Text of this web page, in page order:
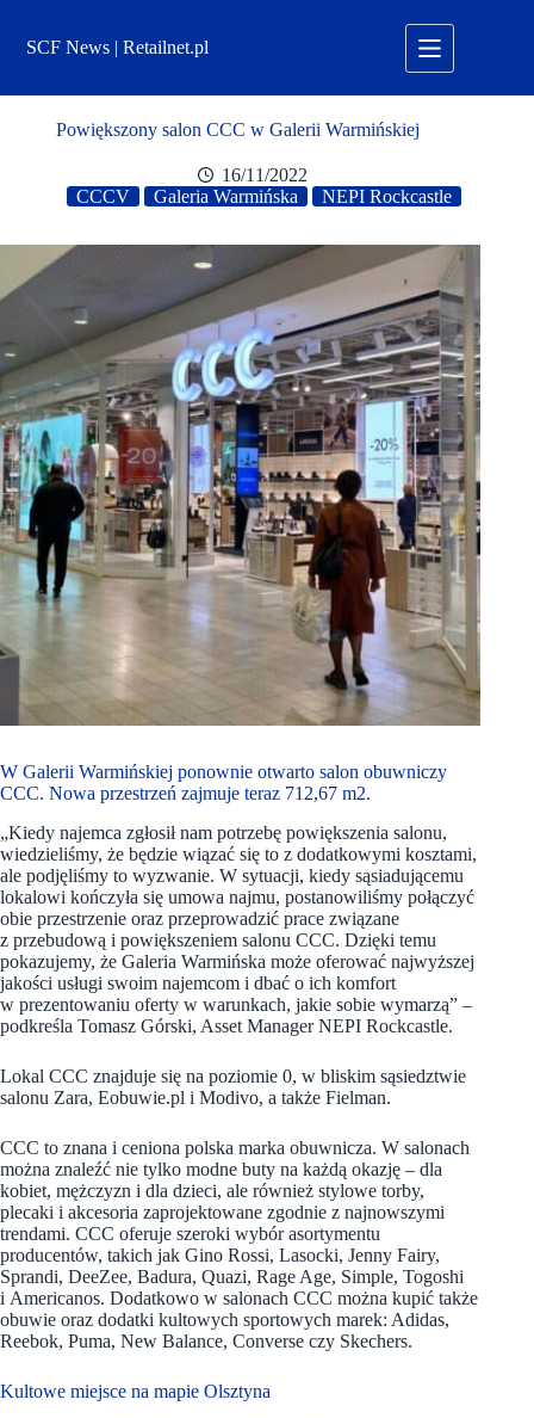
treściSCF News | Retailnet.pl
Powiększony salon CCC w Galerii Warmińskiej
16/11/2022
CCCV
Galeria Warmińska NEPI Rockcastle
W Galerii Warmińskiej ponownie otwarto salon obuwniczy
CCC. Nowa przestrzeń zajmuje teraz 712,67 m2.
„Kiedy najemca zgłosił nam potrzebę powiększenia salonu,
wiedzieliśmy, że będzie wiązać się to z dodatkowymi kosztami,
ale podjęliśmy to wyzwanie. W sytuacji, kiedy sąsiadującemu
lokalowi kończyła się umowa najmu, postanowiliśmy połączyć
obie przestrzenie oraz przeprowadzić prace związane
z przebudową i powiększeniem salonu CCC. Dzięki temu
pokazujemy, że Galeria Warmińska może oferować najwyższej
jakości usługi swoim najemcom i dbać o ich komfort
w prezentowaniu oferty w warunkach, jakie sobie wymarzą” –
podkreśla Tomasz Górski, Asset Manager NEPI Rockcastle.
Lokal CCC znajduje się na poziomie 0, w bliskim sąsiedztwie
salonu Zara, Eobuwie.pl i Modivo, a także Fielman.
CCC to znana i ceniona polska marka obuwnicza. W salonach
można znaleźć nie tylko modne buty na każdą okazję – dla
kobiet, mężczyzn i dla dzieci, ale również stylowe torby,
plecaki i akcesoria zaprojektowane zgodnie z najnowszymi
trendami. CCC oferuje szeroki wybór asortymentu
producentów, takich jak Gino Rossi, Lasocki, Jenny Fairy,
Sprandi, DeeZee, Badura, Quazi, Rage Age, Simple, Togoshi
i Americanos. Dodatkowo w salonach CCC można kupić także
obuwie oraz dodatki kultowych sportowych marek: Adidas,
Reebok, Puma, New Balance, Converse czy Skechers.
Kultowe miejsce na mapie Olsztyna